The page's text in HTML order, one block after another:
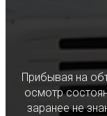
Прибывая на
осмотр
заранее не